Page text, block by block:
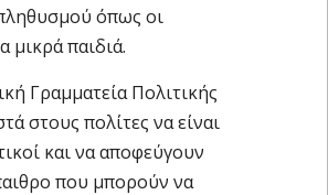
όπως οι
μικρά παιδιά.
Γραμματεία Πολιτικής
στους πολίτες να είναι
και να αποφεύγουν
που μπορούν να